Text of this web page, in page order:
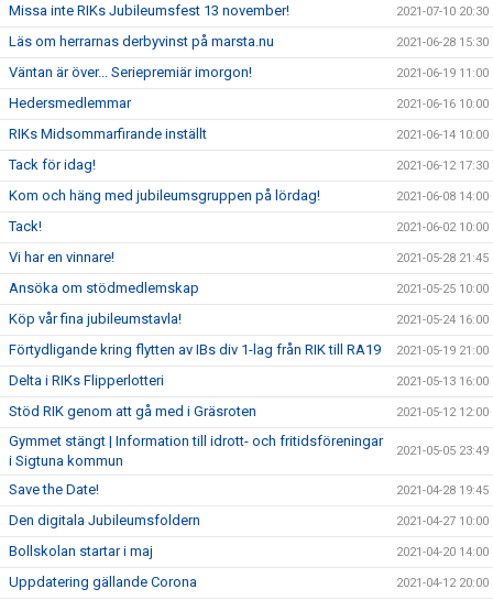
Missa inte RIKs Jubileumsfest 13 november! 2021-07-10 20:30
Läs om herrarnas derbyvinst på marsta.nu 2021-06-28 15:30
Väntan är över... Seriepremiär imorgon! 2021-06-19 11:00
Hedersmedlemmar 2021-06-16 10:00
RIKs Midsommarfirande inställt 2021-06-14 10:00
Tack för idag! 2021-06-12 17:30
Kom och häng med jubileumsgruppen på lördag! 2021-06-08 14:00
Tack! 2021-06-02 10:00
Vi har en vinnare! 2021-05-28 21:45
Ansöka om stödmedlemskap 2021-05-25 10:00
Köp vår fina jubileumstavla! 2021-05-24 16:00
Förtydligande kring flytten av IBs div 1-lag från RIK till RA19 2021-05-19 21:00
Delta i RIKs Flipperlotteri 2021-05-13 16:00
Stöd RIK genom att gå med i Gräsroten 2021-05-12 12:00
Gymmet stängt | Information till idrott- och fritidsföreningar
i Sigtuna kommun
2021-05-05 23:49
Save the Date! 2021-04-28 19:45
Den digitala Jubileumsfoldern 2021-04-27 10:00
Bollskolan startar i maj 2021-04-20 14:00
Uppdatering gällande Corona 2021-04-12 20:00